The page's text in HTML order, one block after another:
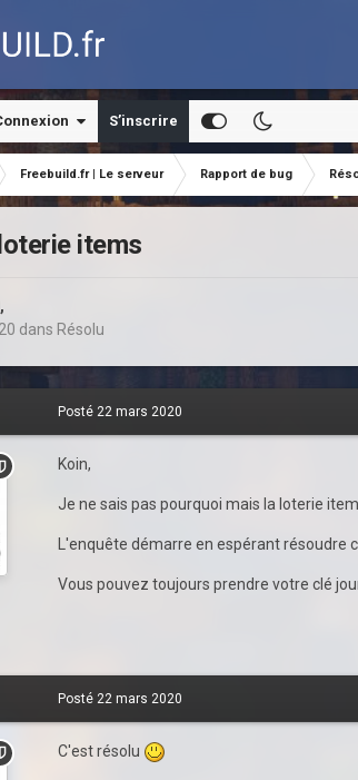
S’inscrire
Freebuild.fr | Le serveur Rapport de bug
items
,
dans Résolu
Posté 22 mars 2020
Koin,
Je ne sais pas pourquoi mais la loterie
L'enquête démarre en espérant résoudre
Vous pouvez toujours prendre votre clé
Posté 22 mars 2020
C'est résolu